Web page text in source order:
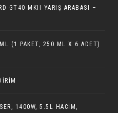
GT40 MKII YARIŞ ARABASI –
(1 PAKET, 250 ML X 6 ADET)
1400W, 5.5L HACIM,